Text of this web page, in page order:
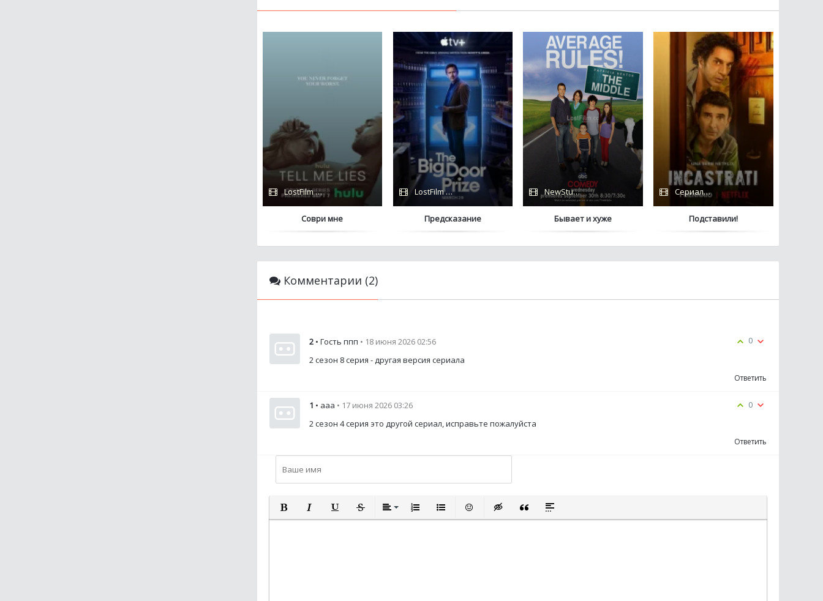
LostFilm / Сериалы 2022 / Hulu
Соври мне
LostFilm / Сериалы 2023 / Apple TV+
Предсказание
NewStudio
Бывает и хуже
Сериалы 2022 / Netflix
Подставили!
Комментарии (2)
0
2 • Гость ппп • 18 июня 2026 02:56
2 сезон 8 серия - другая версия сериала
Ответить
0
1 • ааа • 17 июня 2026 03:26
2 сезон 4 серия это другой сериал, исправьте пожалуйста
Ответить
ПОЛУЖИРНЫЙ
КУРСИВПОДЧЕРКНУТЫЙ
ЗАЧЕРКНУТЫЙВЫРАВНИВАНИЕ
НУМЕРОВАННЫЙ СПИСОК
МАРКИРОВАННЫЙ СПИСОК
ВСТАВИТЬ СМАЙЛИК
ВСТАВКА СКРЫТОГО ТЕКСТА
ВСТАВКА ЦИТАТЫ
ВСТАВКА СПОЙЛЕРА